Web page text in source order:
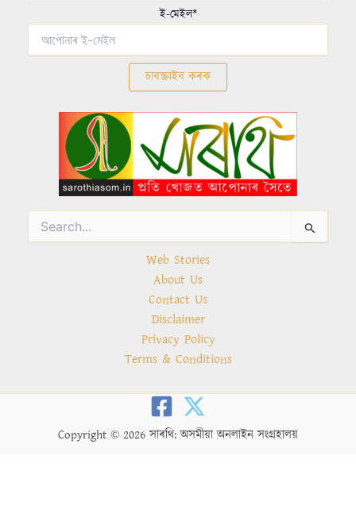
ই-মেইল*
Search
for:
Web Stories
About Us
Contact Us
Disclaimer
Privacy Policy
Terms & Conditions
Copyright © 2026 সাৰথি: অসমীয়া অনলাইন সংগ্ৰহালয়